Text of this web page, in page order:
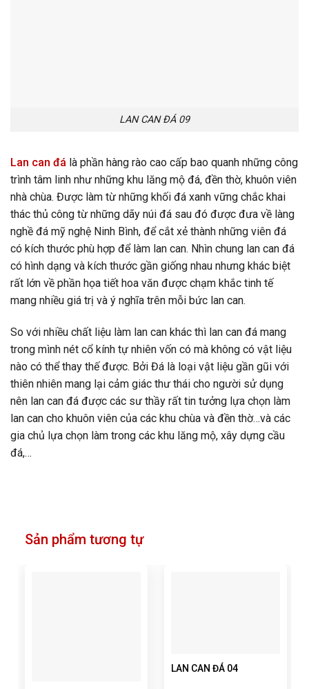
LAN CAN ĐÁ 09
Lan can đá là phần hàng rào cao cấp bao quanh những công
trình tâm linh như những khu lăng mộ đá, đền thờ, khuôn viên
nhà chùa. Được làm từ những khối đá xanh vững chắc khai
thác thủ công từ những dãy núi đá sau đó được đưa về làng
nghề đá mỹ nghệ Ninh Bình, để cắt xẻ thành những viên đá
có kích thước phù hợp để làm lan can. Nhìn chung lan can đá
có hình dạng và kích thước gần giống nhau nhưng khác biệt
rất lớn về phần họa tiết hoa văn được chạm khắc tinh tế
mang nhiều giá trị và ý nghĩa trên mỗi bức lan can.
So với nhiều chất liệu làm lan can khác thì lan can đá mang
trong mình nét cổ kính tự nhiên vốn có mà không có vật liệu
nào có thể thay thế được. Bởi Đá là loại vật liệu gần gũi với
thiên nhiên mang lại cảm giác thư thái cho người sử dụng
nên lan can đá được các sư thầy rất tin tưởng lựa chọn làm
lan can cho khuôn viên của các khu chùa và đền thờ…và các
gia chủ lựa chọn làm trong các khu lăng mộ, xây dựng cầu
đá,…
Sản phẩm tương tự
LAN CAN ĐÁ 04